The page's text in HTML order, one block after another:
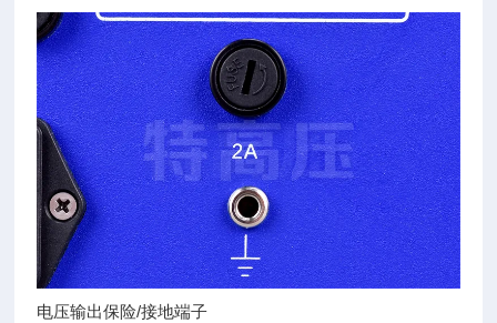
电压输出保险/接地端子